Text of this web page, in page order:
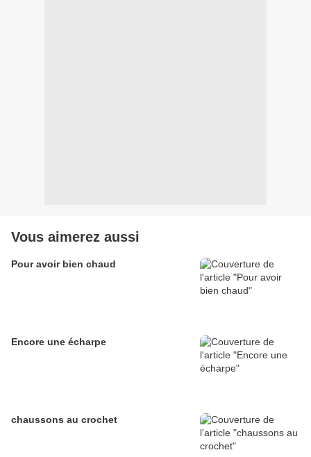
Vous aimerez aussi
Pour avoir bien chaud
Encore une écharpe
chaussons au crochet